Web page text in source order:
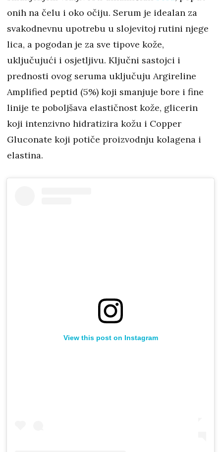
onih na čelu i oko očiju. Serum je idealan za
svakodnevnu upotrebu u slojevitoj rutini njege
lica, a pogodan je za sve tipove kože,
uključujući i osjetljivu. Ključni sastojci i
prednosti ovog seruma uključuju Argireline
Amplified peptid (5%) koji smanjuje bore i fine
linije te poboljšava elastičnost kože, glicerin
koji intenzivno hidratizira kožu i Copper
Gluconate koji potiče proizvodnju kolagena i
elastina.
View this post on Instagram